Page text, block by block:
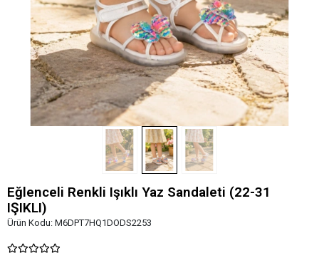
Eğlenceli Renkli Işıklı Yaz Sandaleti (22-31
IŞIKLI)
Ürün Kodu: M6DPT7HQ1DODS2253